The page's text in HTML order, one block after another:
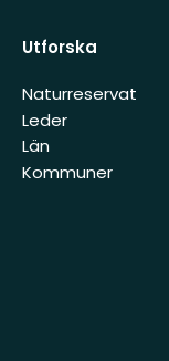
Utforska
Naturreservat
Leder
Län
Kommuner